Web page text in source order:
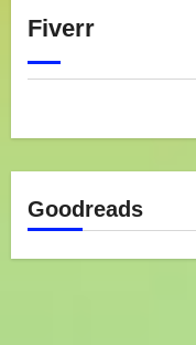
Fiverr
Goodreads